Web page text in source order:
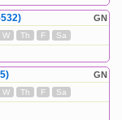
GN
W Th F Sa
GN
W Th F Sa